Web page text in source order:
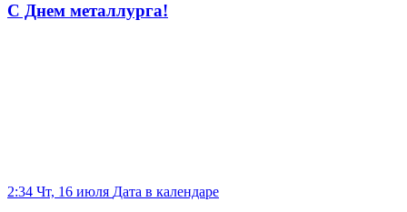
С Днем металлурга!
2:34 Чт, 16 июля Дата в календаре